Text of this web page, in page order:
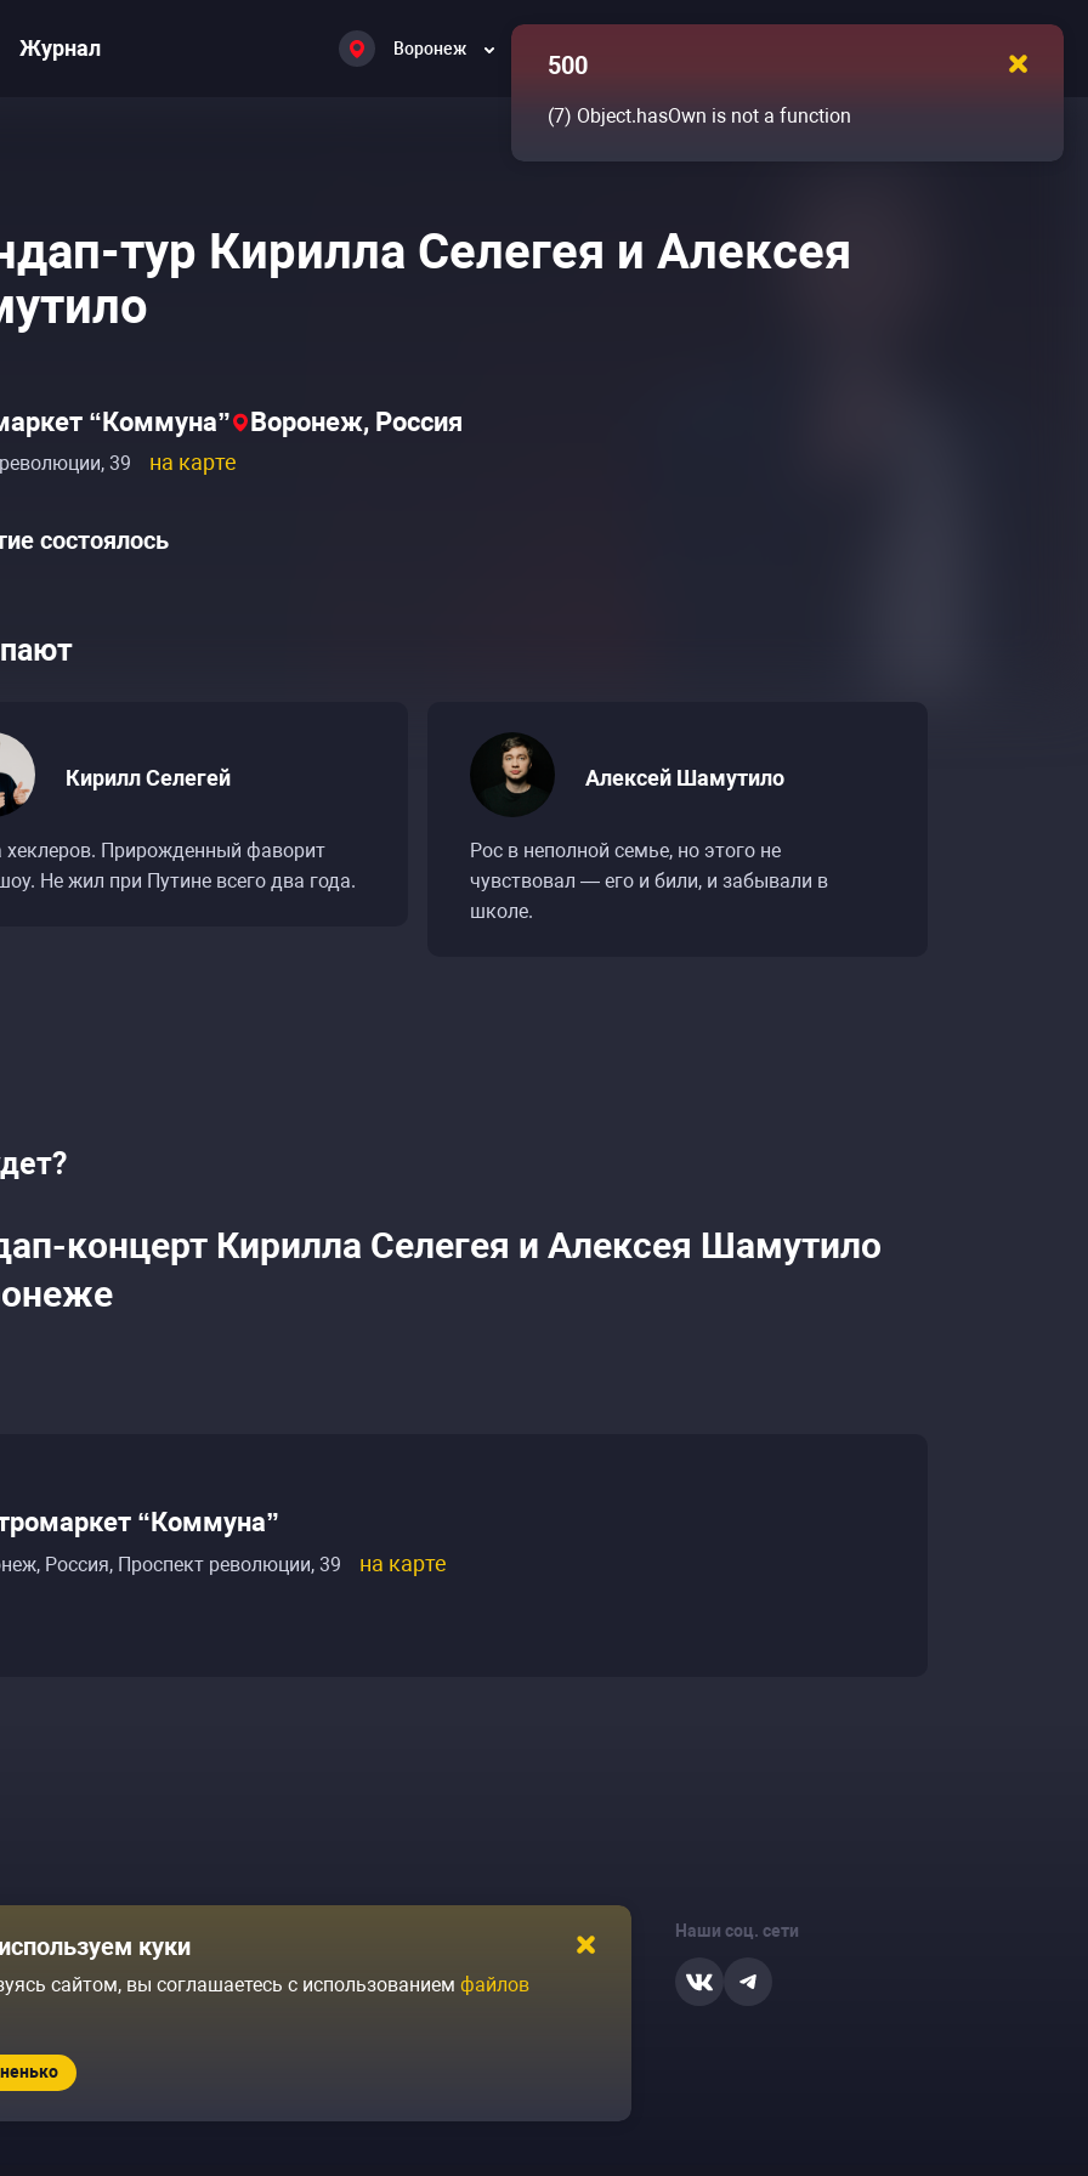
Журнал Воронеж
тур Кирилла Селегея и Алексея
“Коммуна” Воронеж, Россия
39 на карте
состоялось
Кирилл Селегей
хеклеров. Прирожденный фаворит
Не жил при Путине всего два года.
Алексей Шамутило
Рос в неполной семье, но этого не
чувствовал — его и били, и забывали в
школе.
концерт Кирилла Селегея и Алексея Шамутило
“Коммуна”
Россия, Проспект революции, 39 на карте
Журнал Политика конфиденциальности
Наши соц. сети
500
(7) Object.hasOwn is not a function
куки
сайтом, вы соглашаетесь с использованием файлов
«Кирилл Селегей и Алексей Шамутило. Стендап-концерт»
«Кирилл Селегей и Алексей Шамутило. Стендап-концерт»